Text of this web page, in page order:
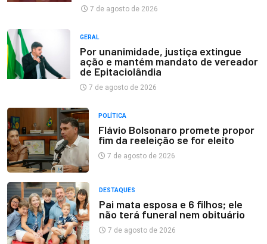
7 de agosto de 2026
GERAL
Por unanimidade, justiça extingue
ação e mantém mandato de vereador
de Epitaciolândia
7 de agosto de 2026
POLÍTICA
Flávio Bolsonaro promete propor
fim da reeleição se for eleito
7 de agosto de 2026
DESTAQUES
Pai mata esposa e 6 filhos; ele
não terá funeral nem obituário
7 de agosto de 2026